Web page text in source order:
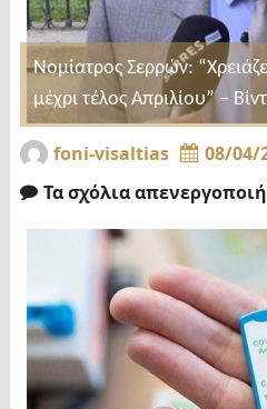
Νομίατρος Σερρών:
μέχρι τέλος Απριλίου” –
foni-visaltias
08/04/
Τα σχόλια